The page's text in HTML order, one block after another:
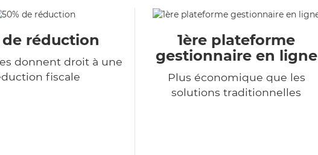
de réduction
donnent droit à une
fiscale
1ère plateforme
gestionnaire en ligne
Plus économique que les
solutions traditionnelles